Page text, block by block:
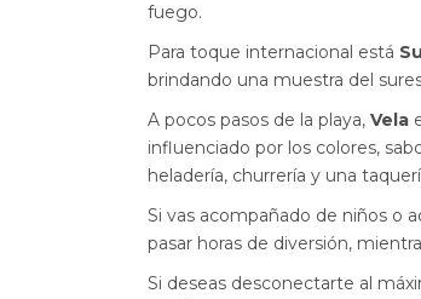
fuego.
Para toque internacional está
brindando una muestra del
A pocos pasos de la playa, Vela
influenciado por los colores,
heladería, churrería y una
Si vas acompañado de niños o
pasar horas de diversión,
Si deseas desconectarte al